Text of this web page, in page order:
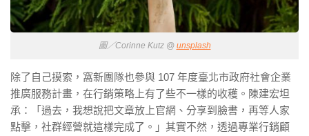
圖／Corinne Kutz @ unsplash
除了自己摸索，窩新團隊也參與 107 年度臺北市政府社會企業
推廣服務計畫，在行銷策略上有了些不一樣的收穫。陳建宏坦
承：「過去，我想說把文章放上官網、分享到臉書，再等人家
點擊，社群經營就這樣完成了。」其實不然，透過專業行銷顧